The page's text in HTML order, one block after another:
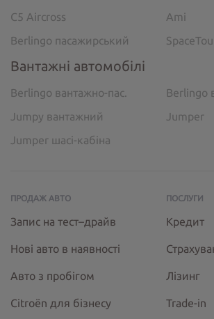
C5 Aircross
Ami
Berlingo пасажирський
Вантажні автомобілі
Berlingo вантажно-пас.
Berlingo
Jumpy вантажний
Jumper
Jumper шасі-кабіна
ПРОДАЖ АВТО
Запис на тест–драйв
Нові авто в наявності
Авто з пробігом
Citroёn для бізнесу
ПОСЛУГИ
Кредит
Лізинг
Trade-in